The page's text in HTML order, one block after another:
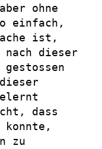
ohne
einfach,
ist,
nach dieser
gestossen
dass
zu